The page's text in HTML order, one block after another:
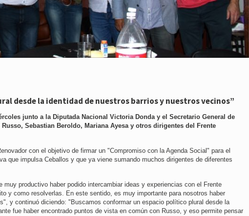
desde la identidad de nuestros barrios y nuestros vecinos”
junto a la Diputada Nacional Victoria Donda y el Secretario General de
Sebastian Beroldo, Mariana Ayesa y otros dirigentes del Frente
con el objetivo de firmar un "Compromiso con la Agenda Social" para el
que impulsa Ceballos y que ya viene sumando muchos dirigentes de diferentes
productivo haber podido intercambiar ideas y experiencias con el Frente
y como resolverlas. En este sentido, es muy importante para nosotros haber
y continuó diciendo: "Buscamos conformar un espacio político plural desde la
fue haber encontrado puntos de vista en común con Russo, y eso permite pensar